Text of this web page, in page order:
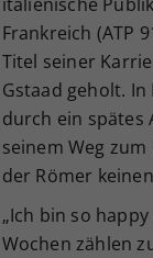
Frankreich (ATP
Titel seiner
Gstaad geholt.
durch ein spätes
seinem Weg
der Römer
„Ich bin so
Wochen zählen